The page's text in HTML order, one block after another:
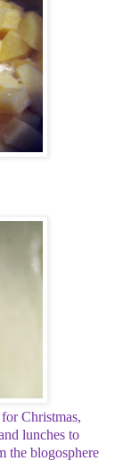
for Christmas,
lunches to
the blogosphere